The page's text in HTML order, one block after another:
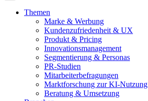
Themen
Marke & Werbung
Kundenzufriedenheit & UX
Produkt & Pricing
Innovationsmanagement
Segmentierung & Personas
PR-Studien
Mitarbeiterbefragungen
Marktforschung zur KI-Nutzung
Beratung & Umsetzung